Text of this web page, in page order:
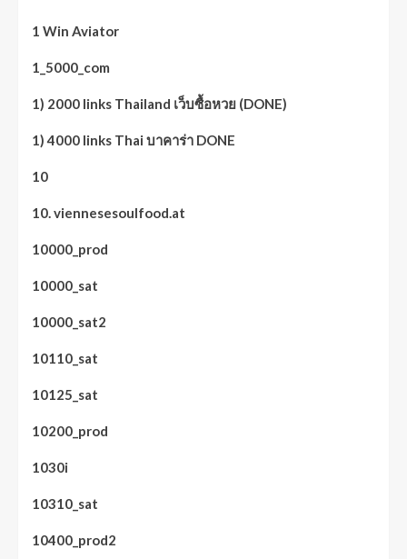
1 Win Aviator
1_5000_com
1) 2000 links Thailand เว็บซื้อหวย (DONE)
1) 4000 links Thai บาคาร่า DONE
10
10. viennesesoulfood.at
10000_prod
10000_sat
10000_sat2
10110_sat
10125_sat
10200_prod
1030i
10310_sat
10400_prod2